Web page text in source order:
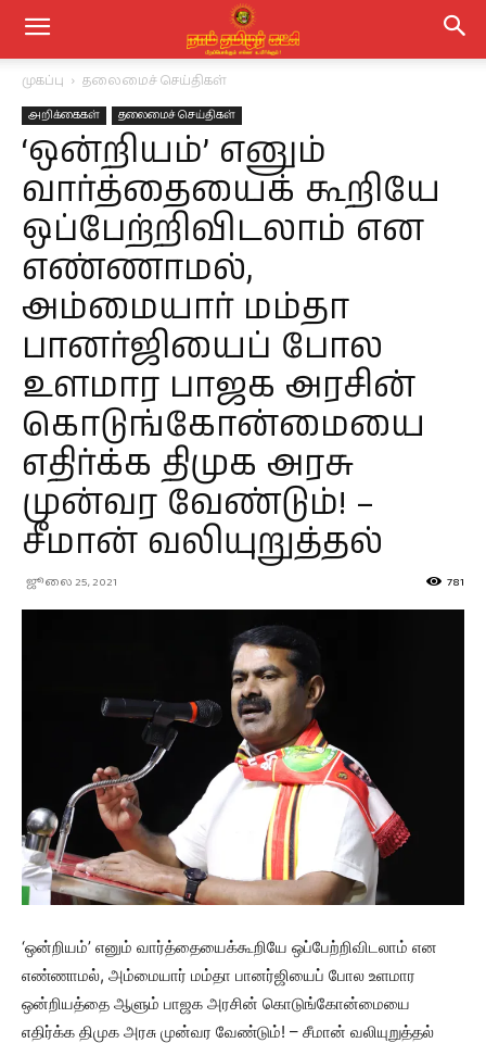
முகப்பு தலைமைச் செய்திகள்
அறிக்கைகள் தலைமைச் செய்திகள்
‘ஒன்றியம்’ எனும்
வார்த்தையைக் கூறியே
ஒப்பேற்றிவிடலாம் என
எண்ணாமல்,
அம்மையார் மம்தா
பானர்ஜியைப் போல
உளமார பாஜக அரசின்
கொடுங்கோன்மையை
எதிர்க்க திமுக அரசு
முன்வர வேண்டும்! –
சீமான் வலியுறுத்தல்
ஜூலை 25, 2021 781
‘ஒன்றியம்’ எனும் வார்த்தையைக்கூறியே ஒப்பேற்றிவிடலாம் என
எண்ணாமல், அம்மையார் மம்தா பானர்ஜியைப் போல உளமார
ஒன்றியத்தை ஆளும் பாஜக அரசின் கொடுங்கோன்மையை
எதிர்க்க திமுக அரசு முன்வர வேண்டும்! – சீமான் வலியுறுத்தல்